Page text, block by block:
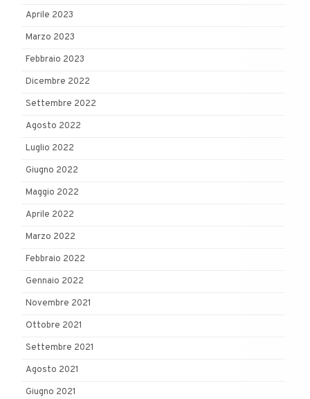
Aprile 2023
Marzo 2023
Febbraio 2023
Dicembre 2022
Settembre 2022
Agosto 2022
Luglio 2022
Giugno 2022
Maggio 2022
Aprile 2022
Marzo 2022
Febbraio 2022
Gennaio 2022
Novembre 2021
Ottobre 2021
Settembre 2021
Agosto 2021
Giugno 2021